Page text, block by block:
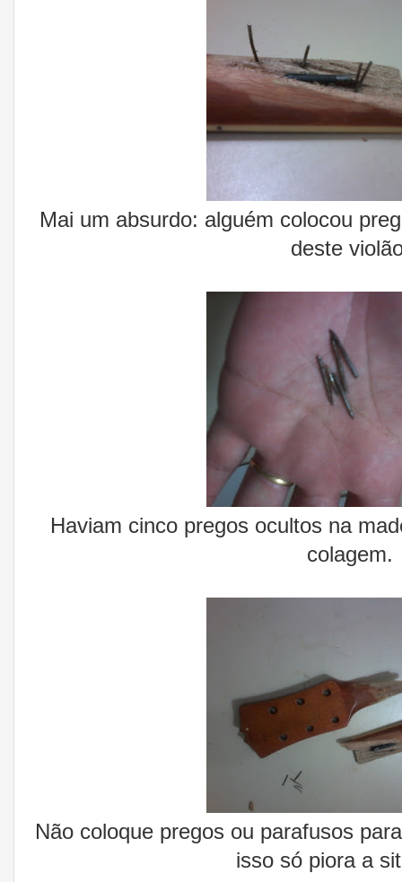
Mai um absurdo: alguém colocou
deste
Haviam cinco pregos ocultos na
colagem.
Não coloque pregos ou parafusos
isso só piora a